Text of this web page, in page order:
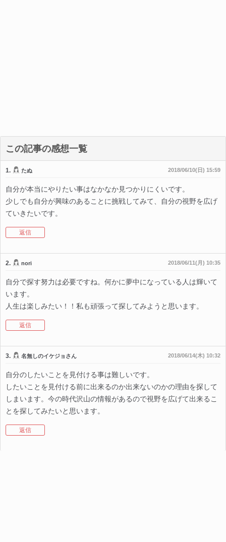
この記事の感想一覧
1. たぬ 2018/06/10(日) 15:59
自分が本当にやりたい事はなかなか見つかりにくいです。
少しでも自分が興味のあることに挑戦してみて、自分の視野を広げ
ていきたいです。
返信
2. nori 2018/06/11(月) 10:35
自分で探す努力は必要ですね。何かに夢中になっている人は輝いて
います。
人生は楽しみたい！！私も頑張って探してみようと思います。
返信
3. 名無しのイケジョさん 2018/06/14(木) 10:32
自分のしたいことを見付ける事は難しいです。
したいことを見付ける前に出来るのか出来ないのかの理由を探して
しまいます。今の時代沢山の情報があるので視野を広げて出来るこ
とを探してみたいと思います。
返信